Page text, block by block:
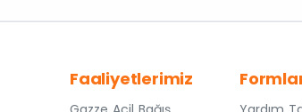
Faaliyetlerimiz